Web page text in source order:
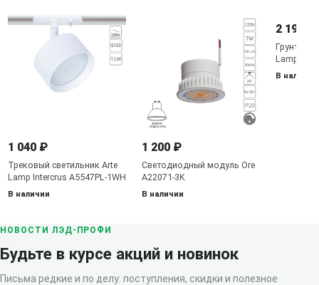
1 040 ₽
Трековый светильник Arte
Lamp Intercrus A5547PL-1WH
В наличии
1 200 ₽
Светодиодный модуль Ore
A22071-3K
В наличии
2 190 ₽
Lamp
В наличии
НОВОСТИ ЛЭД-ПРОФИ
Будьте в курсе акций и новинок
Письма редкие и по делу: поступления, скидки и полезное